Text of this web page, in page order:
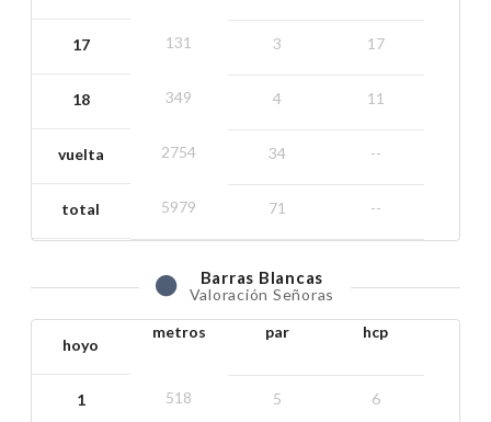
17
18
vuelta
total
131
349
2754
5979
3
4
34
71
17
11
--
--
Barras Blancas
Valoración Señoras
hoyo
1
metros
518
par
5
hcp
6